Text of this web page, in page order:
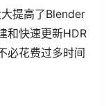
提高了Blender
和快速更新HDR
必花费过多时间